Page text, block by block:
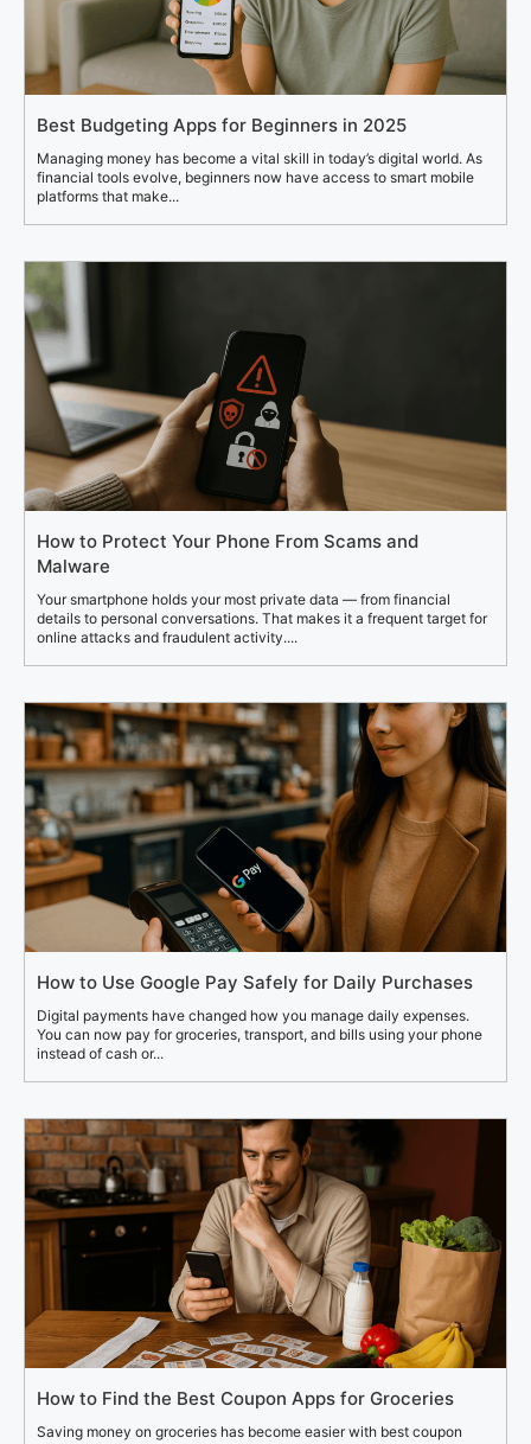
Best Budgeting Apps for Beginners in 2025
Managing money has become a vital skill in today’s digital world. As
financial tools evolve, beginners now have access to smart mobile
platforms that make...
How to Protect Your Phone From Scams and
Malware
Your smartphone holds your most private data — from financial
details to personal conversations. That makes it a frequent target for
online attacks and fraudulent activity....
How to Use Google Pay Safely for Daily Purchases
Digital payments have changed how you manage daily expenses.
You can now pay for groceries, transport, and bills using your phone
instead of cash or...
How to Find the Best Coupon Apps for Groceries
Saving money on groceries has become easier with best coupon